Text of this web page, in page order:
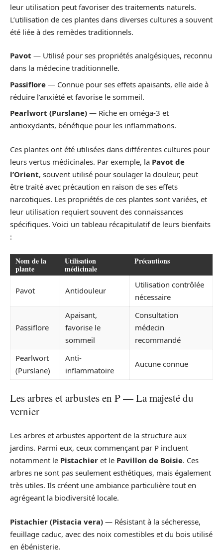
leur utilisation peut favoriser des traitements naturels.
L’utilisation de ces plantes dans diverses cultures a souvent
été liée à des remèdes traditionnels.
Pavot — Utilisé pour ses propriétés analgésiques, reconnu
dans la médecine traditionnelle.
Passiflore — Connue pour ses effets apaisants, elle aide à
réduire l’anxiété et favorise le sommeil.
Pearlwort (Purslane) — Riche en oméga-3 et
antioxydants, bénéfique pour les inflammations.
Ces plantes ont été utilisées dans différentes cultures pour
leurs vertus médicinales. Par exemple, la Pavot de
l’Orient, souvent utilisé pour soulager la douleur, peut
être traité avec précaution en raison de ses effets
narcotiques. Les propriétés de ces plantes sont variées, et
leur utilisation requiert souvent des connaissances
spécifiques. Voici un tableau récapitulatif de leurs bienfaits
:
Nom de la
plante
Utilisation
médicinale
Précautions
Pavot Antidouleur
Utilisation contrôlée
nécessaire
Passiflore
Apaisant,
favorise le
sommeil
Consultation
médecin
recommandé
Pearlwort
(Purslane)
Anti-
inflammatoire
Aucune connue
Les arbres et arbustes en P — La majesté du
vernier
Les arbres et arbustes apportent de la structure aux
jardins. Parmi eux, ceux commençant par P incluent
notamment le Pistachier et le Pavillon de Boisie. Ces
arbres ne sont pas seulement esthétiques, mais également
très utiles. Ils créent une ambiance particulière tout en
agrégeant la biodiversité locale.
Pistachier (Pistacia vera) — Résistant à la sécheresse,
feuillage caduc, avec des noix comestibles et du bois utilisé
en ébénisterie.